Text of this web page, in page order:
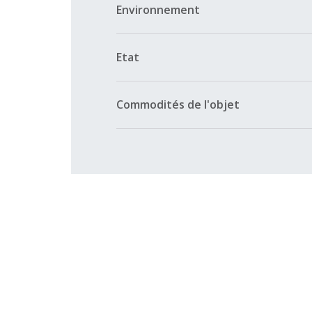
Environnement
Etat
Commodités de l'objet